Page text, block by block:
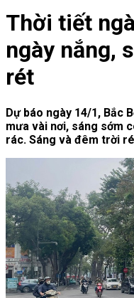
Thời tiết
ngày nắng,
rét
Dự báo ngày 14/1, Bắc
mưa vài nơi, sáng sớm
rác. Sáng và đêm trời